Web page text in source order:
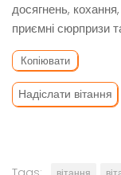
досягнень,
приємні сюрпризи
Копіювати
Надіслати вітання